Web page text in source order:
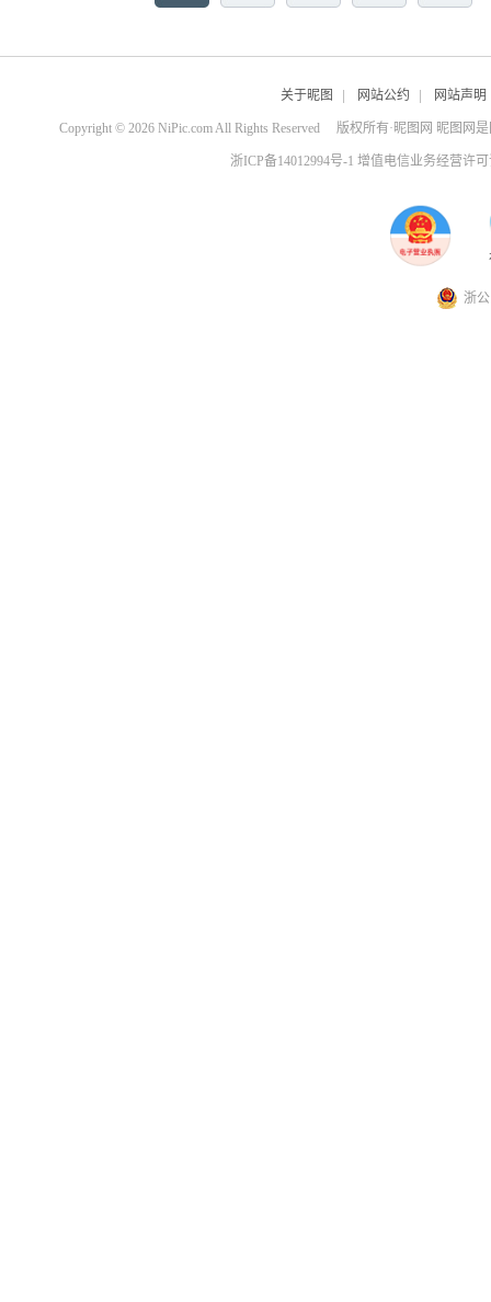
关于昵图 | 网站公约 | 网站声明
Copyright © 2026 NiPic.com All Rights Reserved 版权所有·昵图网 昵图网
浙ICP备14012994号-1 增值电信业务经营许
浙公